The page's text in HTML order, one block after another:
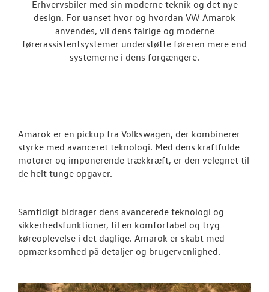
Crafter
Bestil
Finansiering
Byg din
Garanti
Erhvervsbiler med sin moderne teknik og det nye
design. For uanset hvor og hvordan VW Amarok
anvendes, vil dens talrige og moderne
førerassistentsystemer understøtte føreren mere end
systemerne i dens forgængere.
Amarok er en pickup fra Volkswagen, der kombinerer
styrke med avanceret teknologi. Med dens kraftfulde
motorer og imponerende trækkræft, er den velegnet til
de helt tunge opgaver.
Samtidigt bidrager dens avancerede teknologi og
sikkerhedsfunktioner, til en komfortabel og tryg
køreoplevelse i det daglige. Amarok er skabt med
opmærksomhed på detaljer og brugervenlighed.